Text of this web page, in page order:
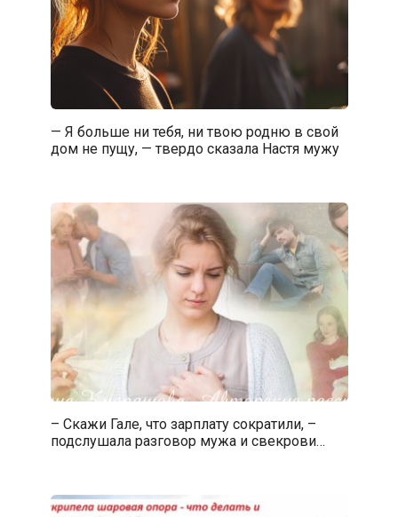
— Я больше ни тебя, ни твою родню в свой
дом не пущу, — твердо сказала Настя мужу
– Скажи Гале, что зарплату сократили, –
подслушала разговор мужа и свекрови…